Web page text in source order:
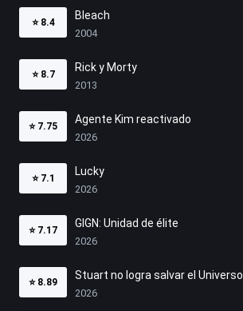
⭐ 8.4
Bleach
2004
⭐ 8.7
Rick y Morty
2013
⭐ 7.75
Agente Kim reactivado
2026
⭐ 7.1
Lucky
2026
⭐ 7.17
GIGN: Unidad de élite
2026
⭐ 8.89
Stuart no logra salvar el Universo
2026